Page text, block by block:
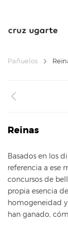
Pañuelos
Reinas
Basados en los
referencia a ese
concursos de
propia esencia
homogeneidad y
han ganado,